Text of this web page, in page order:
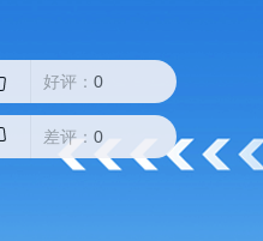
好评： 0
差评： 0